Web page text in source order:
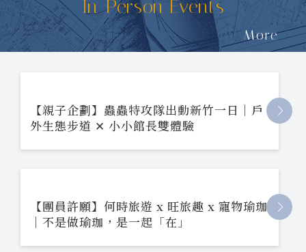
In-Person Events
More
【親子企劃】蟲蟲特攻隊出動新竹一日｜戶
外生態步道 ✕ 小小館長雙體驗
【團員許願】何時旅遊 x 旺旅趣 x 寵物瑜珈
｜不是做瑜珈，是一起「在」